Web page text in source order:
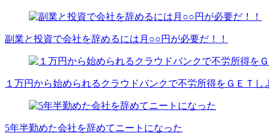
副業と投資で会社を辞めるには月○○円が必要だ！！
１万円から始められるクラウドバンクで不労所得をＧＥＴし
5年半勤めた会社を辞めてニートになった